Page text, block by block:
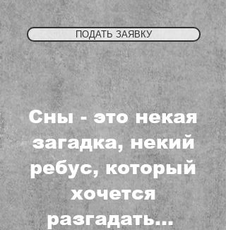
ПОДАТЬ ЗАЯВКУ
Сны - это некая
загадка, некий
ребус, который
хочется
разгадать…